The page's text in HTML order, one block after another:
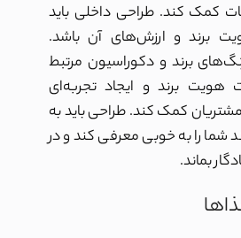
کمک کند. طراحی داخلی باید
برند و ارزش‌های آن باشد.
برند و دکوراسیون مرتبط
هویت برندو ایجاد تجربه‌ای
کمک کند. طراحی باید به
شما را به خوبی معرفی کند و در
بماند.